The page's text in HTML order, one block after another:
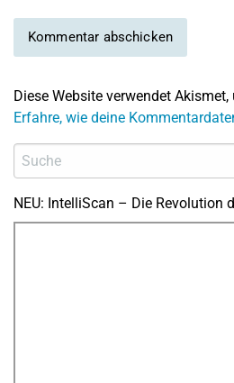
Diese Website verwendet
Erfahre, wie deine
NEU: IntelliScan – Die Revolution